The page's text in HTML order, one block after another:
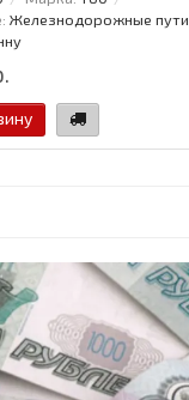
Железнодорожные пути